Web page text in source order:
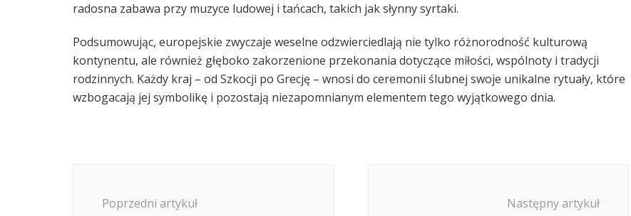
radosna zabawa przy muzyce ludowej i tańcach, takich jak słynny syrtaki.
Podsumowując, europejskie zwyczaje weselne odzwierciedlają nie tylko różnorodność kulturową
kontynentu, ale również głęboko zakorzenione przekonania dotyczące miłości, wspólnoty i tradycji
rodzinnych. Każdy kraj – od Szkocji po Grecję – wnosi do ceremonii ślubnej swoje unikalne rytuały, które
wzbogacają jej symbolikę i pozostają niezapomnianym elementem tego wyjątkowego dnia.
Poprzedni artykuł Następny artykuł